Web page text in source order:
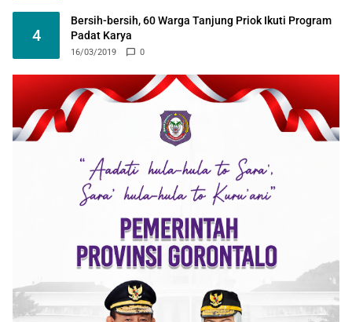
4
Bersih-bersih, 60 Warga Tanjung Priok Ikuti Program
Padat Karya
16/03/2019 0